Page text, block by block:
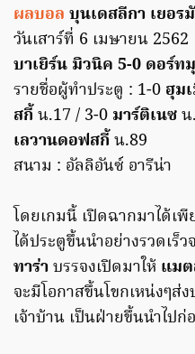
ผลบอล บุนเดสลีกา เยอร
วันเสาร์ที่ 6 เมษายน 2562
บาเยิร์น มิวนิค 5-0 ดอร์ท
รายชื่อผู้ทำประตู : 1-0 ฮุม
สกี้น.17 / 3-0 มาร์ติเนซ
เลวานดอฟสกี้น.89
สนาม : อัลลิอันซ์ อารีน่า
โดยเกมนี้ เปิดฉากมาได้เ
ได้ประตูขึ้นนำอย่างรวดเร็
ทาร่าบรรจงเปิดมาให้ แม
จะมีโอกาสขึ้นโขกเหน่งๆส่
เจ้าบ้าน เป็นฝ่ายขึ้นนำไป